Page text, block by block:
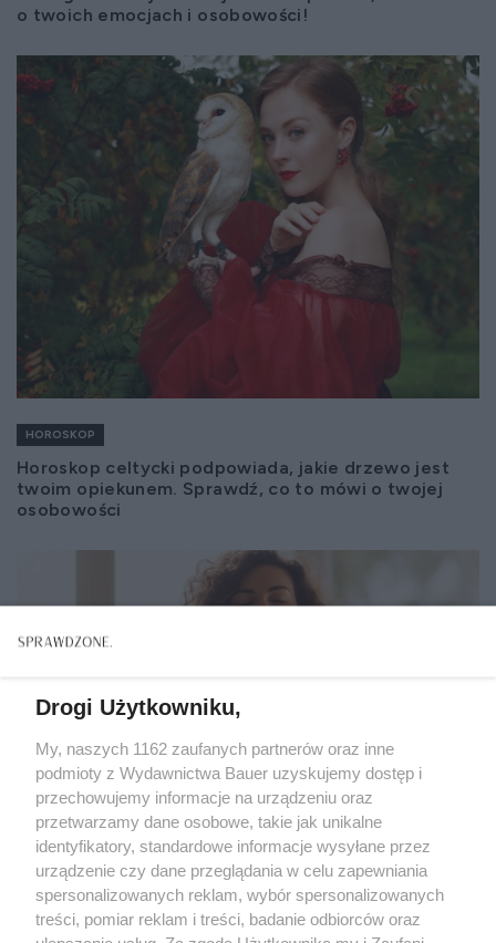
o twoich emocjach i osobowości!
HOROSKOP
Horoskop celtycki podpowiada, jakie drzewo jest
twoim opiekunem. Sprawdź, co to mówi o twojej
osobowości
HOROSKOP
Drogi Użytkowniku,
My, naszych 1162 zaufanych partnerów oraz inne
podmioty z Wydawnictwa Bauer uzyskujemy dostęp i
przechowujemy informacje na urządzeniu oraz
przetwarzamy dane osobowe, takie jak unikalne
identyfikatory, standardowe informacje wysyłane przez
urządzenie czy dane przeglądania w celu zapewniania
spersonalizowanych reklam, wybór spersonalizowanych
treści, pomiar reklam i treści, badanie odbiorców oraz